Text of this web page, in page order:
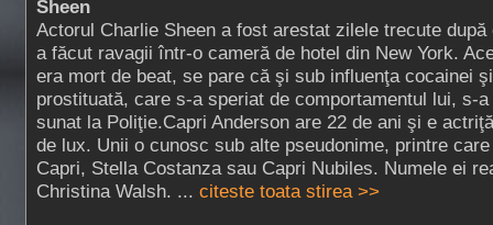
Sheen
Actorul Charlie Sheen a fost arestat zilele trecute după
a făcut ravagii într-o cameră de hotel din New York.
era mort de beat, se pare că şi sub influenţa cocainei
prostituată, care s-a speriat de comportamentul lui, s-
sunat la Poliţie.Capri Anderson are 22 de ani şi e
de lux. Unii o cunosc sub alte pseudonime, printre
Capri, Stella Costanza sau Capri Nubiles. Numele ei
Christina Walsh. ... citeste toata stirea >>